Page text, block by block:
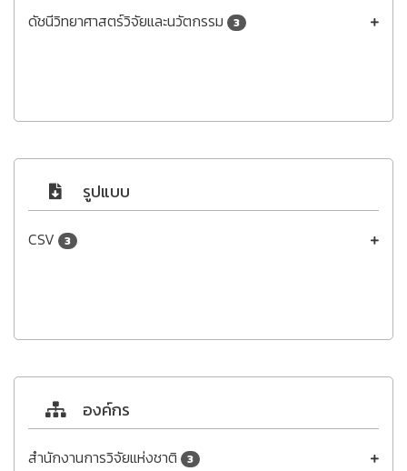
ดัชนีวิทยาศาสตร์วิจัยและนวัตกรรม 3
รูปแบบ
CSV 3
องค์กร
สำนักงานการวิจัยแห่งชาติ 3